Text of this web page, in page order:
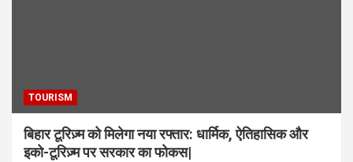
TOURISM
बिहार टूरिज़्म को मिलेगा नया रफ्तार: धार्मिक, ऐतिहासिक और
इको-टूरिज़्म पर सरकार का फोकस|